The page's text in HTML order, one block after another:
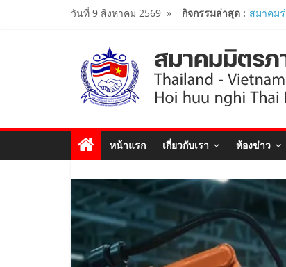
วันที่ 9 สิงหาคม 2569 » กิจกรรมล่าสุด : โครงกา
นายกส
ร่วมคณ
รัฐมนต
เยือนเวี
ผู้นำเวี
สัมพันธ์
“The
Years
สมาคม
เปิดสถ
ประจำ
หน้าแรก เกี่ยวกับเรา ห้องข่าว